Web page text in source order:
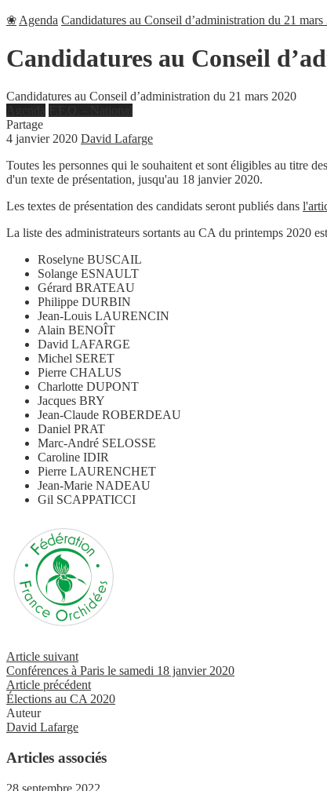
❀ Agenda Candidatures au Conseil d’administration du 21 mars
Candidatures au Conseil
Candidatures au Conseil d’administration du 21 mars 2020
Partage
4 janvier 2020 David Lafarge
Toutes les personnes qui le souhaitent et sont éligibles au titre
d'un texte de présentation, jusqu'au 18 janvier 2020.
Les textes de présentation des candidats seront publiés dans
La liste des administrateurs sortants au CA du printemps 2020
Roselyne BUSCAIL
Solange ESNAULT
Gérard BRATEAU
Philippe DURBIN
Jean-Louis LAURENCIN
Alain BENOÎT
David LAFARGE
Michel SERET
Pierre CHALUS
Charlotte DUPONT
Jacques BRY
Jean-Claude ROBERDEAU
Daniel PRAT
Marc-André SELOSSE
Caroline IDIR
Pierre LAURENCHET
Jean-Marie NADEAU
Gil SCAPPATICCI
Article suivant
Conférences à Paris le samedi 18 janvier 2020
Article précédent
Élections au CA 2020
Auteur
David Lafarge
Articles associés
28 septembre 2022